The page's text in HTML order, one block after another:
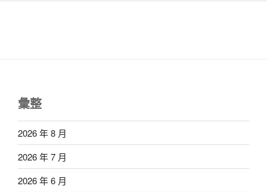
彙整
2026 年 8 月
2026 年 7 月
2026 年 6 月